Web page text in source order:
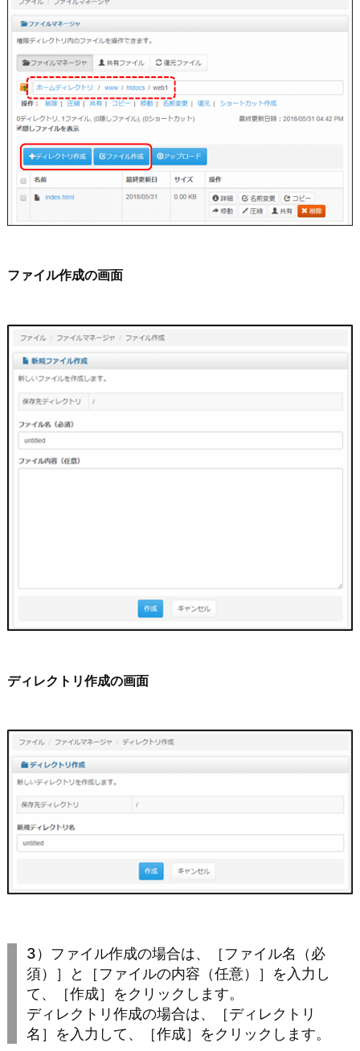
ファイル作成の画面
ディレクトリ作成の画面
3）ファイル作成の場合は、［ファイル名（必
須）］と［ファイルの内容（任意）］を入力し
て、［作成］をクリックします。
ディレクトリ作成の場合は、［ディレクトリ
名］を入力して、［作成］をクリックします。